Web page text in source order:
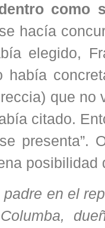
como
hacía
elegido,
que no
citado.
presenta”.
posibilidad
en el